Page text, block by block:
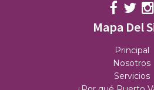
Mapa Del
Principal
Nosotros
Servicios